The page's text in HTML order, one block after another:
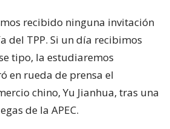
recibido ninguna invitación
del TPP. Si un día recibimos
tipo, la estudiaremos
en rueda de prensa el
chino, Yu Jianhua, tras una
de la APEC.